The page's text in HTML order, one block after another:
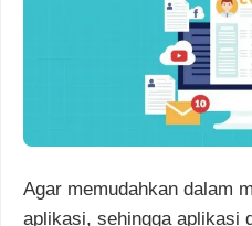
Agar memudahkan dalam
aplikasi, sehingga aplikasi